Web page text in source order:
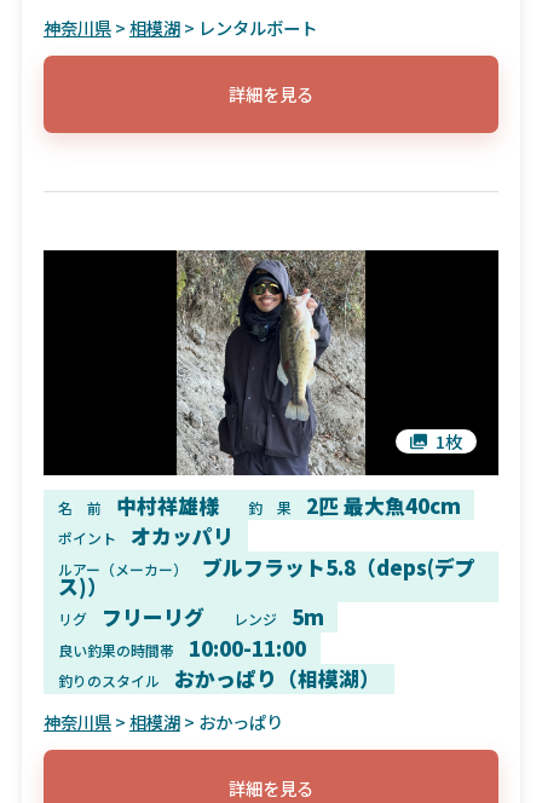
神奈川県>相模湖> レンタルボート
詳細を見る
1枚
名 前 中村祥雄様 釣 果 2匹 最大魚40cm
ポイント オカッパリ
ルアー（メーカー） ブルフラット5.8（deps(デプ
ス)）
リグ フリーリグ レンジ 5m
良い釣果の時間帯 10:00-11:00
釣りのスタイル おかっぱり（相模湖）
神奈川県>相模湖> おかっぱり
詳細を見る